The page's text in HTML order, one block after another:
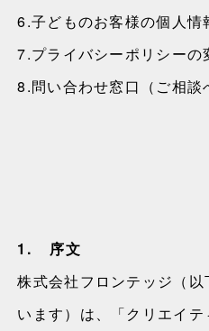
Creative Challenge
Well-being
6.子どものお客様の個人情
7.プライバシーポリシーの
8.問い合わせ窓口（ご相談
1.
序文
株式会社フロンテッジ（
います）は、「クリエイ